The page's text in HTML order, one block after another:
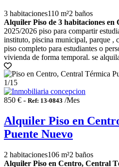
3 habitaciones110 m²2 baños
Alquiler Piso de 3 habitaciones en
2025/2026 piso para compartir
instituto, piscina municipal, parque ,
piso completo para estudiantes o
vivienda de forma temporal. se
1/15
850 € - Ref: 13-0843 /Mes
Alquiler Piso en
Puente Nuevo
2 habitaciones106 m²2 baños
Alquiler Piso en Centro, Central